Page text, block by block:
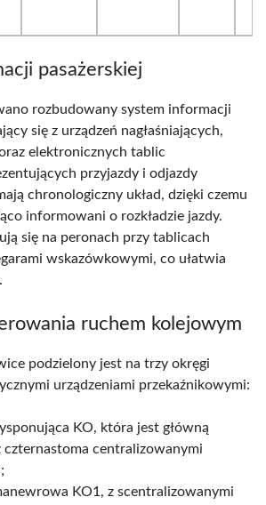
pasażerskiej
rozbudowany system informacji
się z urządzeń nagłaśniających,
elektronicznych tablic
przyjazdy i odjazdy
chronologiczny układ, dzięki czemu
informowani o rozkładzie jazdy.
się na peronach przy tablicach
wskazówkowymi, co ułatwia
ruchem kolejowym
podzielony jest na trzy okręgi
urządzeniami przekaźnikowymi:
KO, która jest główną
czternastoma centralizowanymi
KO1, z scentralizowanymi